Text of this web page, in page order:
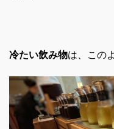
冷たい飲み物は、この